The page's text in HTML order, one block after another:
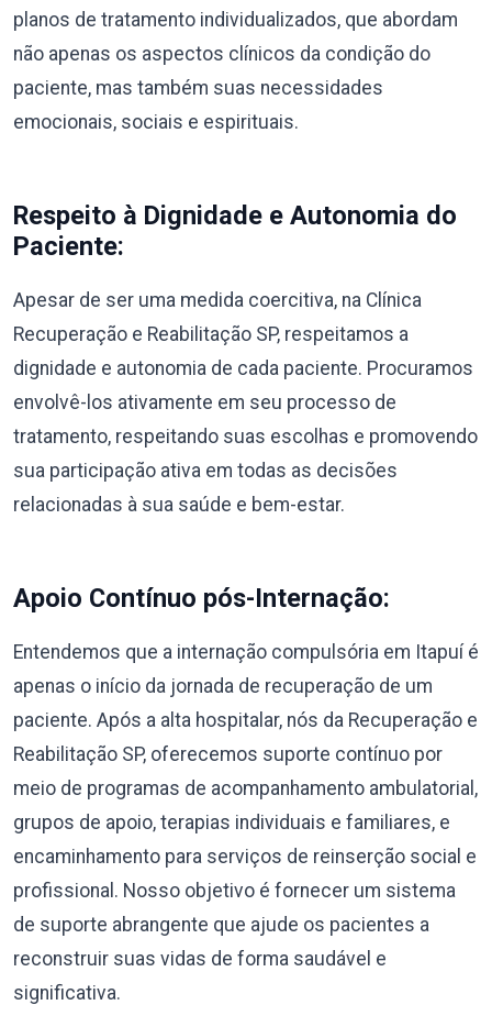
planos de tratamento individualizados, que abordam
não apenas os aspectos clínicos da condição do
paciente, mas também suas necessidades
emocionais, sociais e espirituais.
Respeito à Dignidade e Autonomia do
Paciente:
Apesar de ser uma medida coercitiva, na Clínica
Recuperação e Reabilitação SP, respeitamos a
dignidade e autonomia de cada paciente. Procuramos
envolvê-los ativamente em seu processo de
tratamento, respeitando suas escolhas e promovendo
sua participação ativa em todas as decisões
relacionadas à sua saúde e bem-estar.
Apoio Contínuo pós-Internação:
Entendemos que a internação compulsória em Itapuí é
apenas o início da jornada de recuperação de um
paciente. Após a alta hospitalar, nós da Recuperação e
Reabilitação SP, oferecemos suporte contínuo por
meio de programas de acompanhamento ambulatorial,
grupos de apoio, terapias individuais e familiares, e
encaminhamento para serviços de reinserção social e
profissional. Nosso objetivo é fornecer um sistema
de suporte abrangente que ajude os pacientes a
reconstruir suas vidas de forma saudável e
significativa.